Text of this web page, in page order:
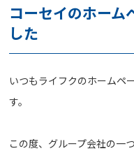
コーセイのホーム
した
いつもライフクのホームペ
す。
この度、グループ会社の一